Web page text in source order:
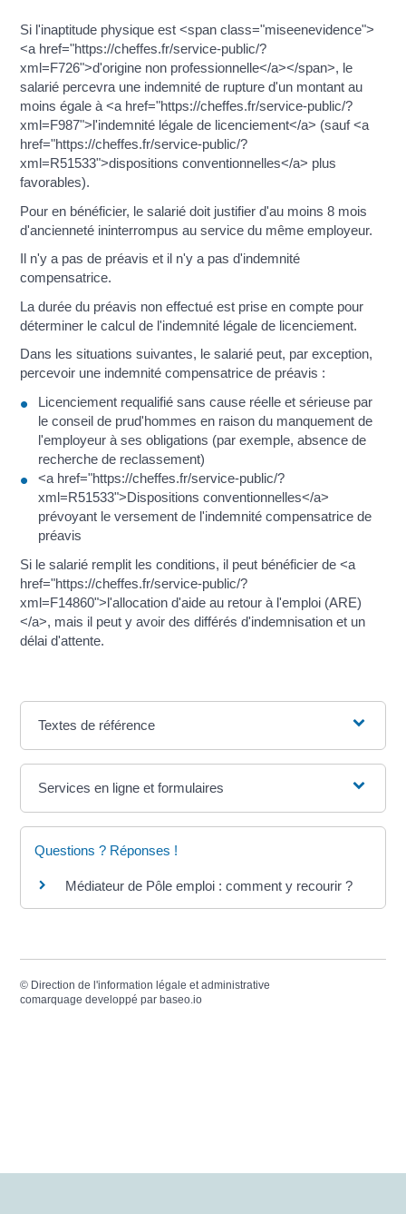
Si l'inaptitude physique est <span class="miseenevidence">
<a href="https://cheffes.fr/service-public/?
xml=F726">d'origine non professionnelle</a></span>, le
salarié percevra une indemnité de rupture d'un montant au
moins égale à <a href="https://cheffes.fr/service-public/?
xml=F987">l'indemnité légale de licenciement</a> (sauf <a
href="https://cheffes.fr/service-public/?
xml=R51533">dispositions conventionnelles</a> plus
favorables).
Pour en bénéficier, le salarié doit justifier d'au moins 8 mois
d'ancienneté ininterrompus au service du même employeur.
Il n'y a pas de préavis et il n'y a pas d'indemnité
compensatrice.
La durée du préavis non effectué est prise en compte pour
déterminer le calcul de l'indemnité légale de licenciement.
Dans les situations suivantes, le salarié peut, par exception,
percevoir une indemnité compensatrice de préavis :
Licenciement requalifié sans cause réelle et sérieuse par
le conseil de prud'hommes en raison du manquement de
l'employeur à ses obligations (par exemple, absence de
recherche de reclassement)
<a href="https://cheffes.fr/service-public/?
xml=R51533">Dispositions conventionnelles</a>
prévoyant le versement de l'indemnité compensatrice de
préavis
Si le salarié remplit les conditions, il peut bénéficier de <a
href="https://cheffes.fr/service-public/?
xml=F14860">l'allocation d'aide au retour à l'emploi (ARE)
</a>, mais il peut y avoir des différés d'indemnisation et un
délai d'attente.
Textes de référence
Services en ligne et formulaires
Questions ? Réponses !
Médiateur de Pôle emploi : comment y recourir ?
© Direction de l'information légale et administrative
comarquage developpé par baseo.io